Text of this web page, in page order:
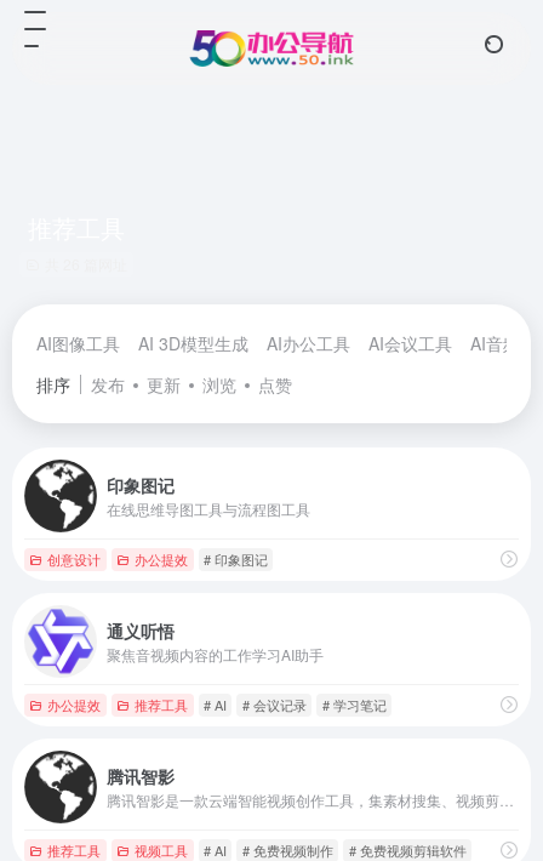
AI图像工具 AI 3D模型生成 AI办公工具 AI会议工具
AI音频工
排序
发布 更新 浏览 点赞
印象图记
在线思维导图工具与流程图工具
创意设计 办公提效 # 印象图记
通义听悟
聚焦音视频内容的工作学习AI助手
办公提效 推荐工具 # AI # 会议记录 # 学习笔记
腾讯智影
推荐工具 视频工具 # AI # 免费视频制作 # 免费视频剪辑软件